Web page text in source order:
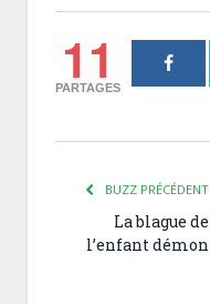
11
PARTAGES
BUZZ PRÉCÉDENT
La blague de
l’enfant démon